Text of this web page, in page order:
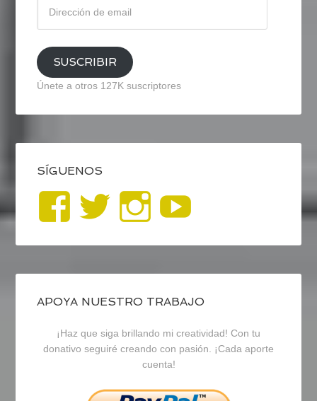
email
SUSCRIBIR
Únete a otros 127K suscriptores
SÍGUENOS
Ver
perfil
de
blogrecursosep
en
Facebook
Ver
perfil
de
recursosep
en
Twitter
Ver
perfil
de
recursosep
en
Instagram
APOYA NUESTRO TRABAJO
¡Haz que siga brillando mi creatividad! Con tu
donativo seguiré creando con pasión. ¡Cada aporte
cuenta!